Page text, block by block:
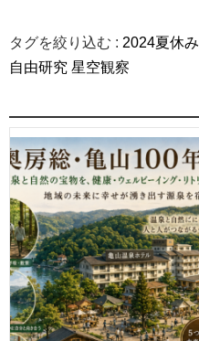
タグを絞り込む : 2024夏休み
自由研究 星空観察